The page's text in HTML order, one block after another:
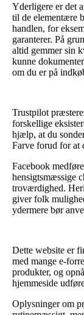
Yderligere er det
til de elementære
handlen, for
garanterer. På
altid gemmer sin
kunne
om du er på
Trustpilot
forskellige
hjælp, at du
Farve forud for at
Facebook
hensigtsmæssige
troværdighed.
giver folk
ydermere bør
Dette website er
med mange e-
produkter, og
hjemmeside
Oplysninger om